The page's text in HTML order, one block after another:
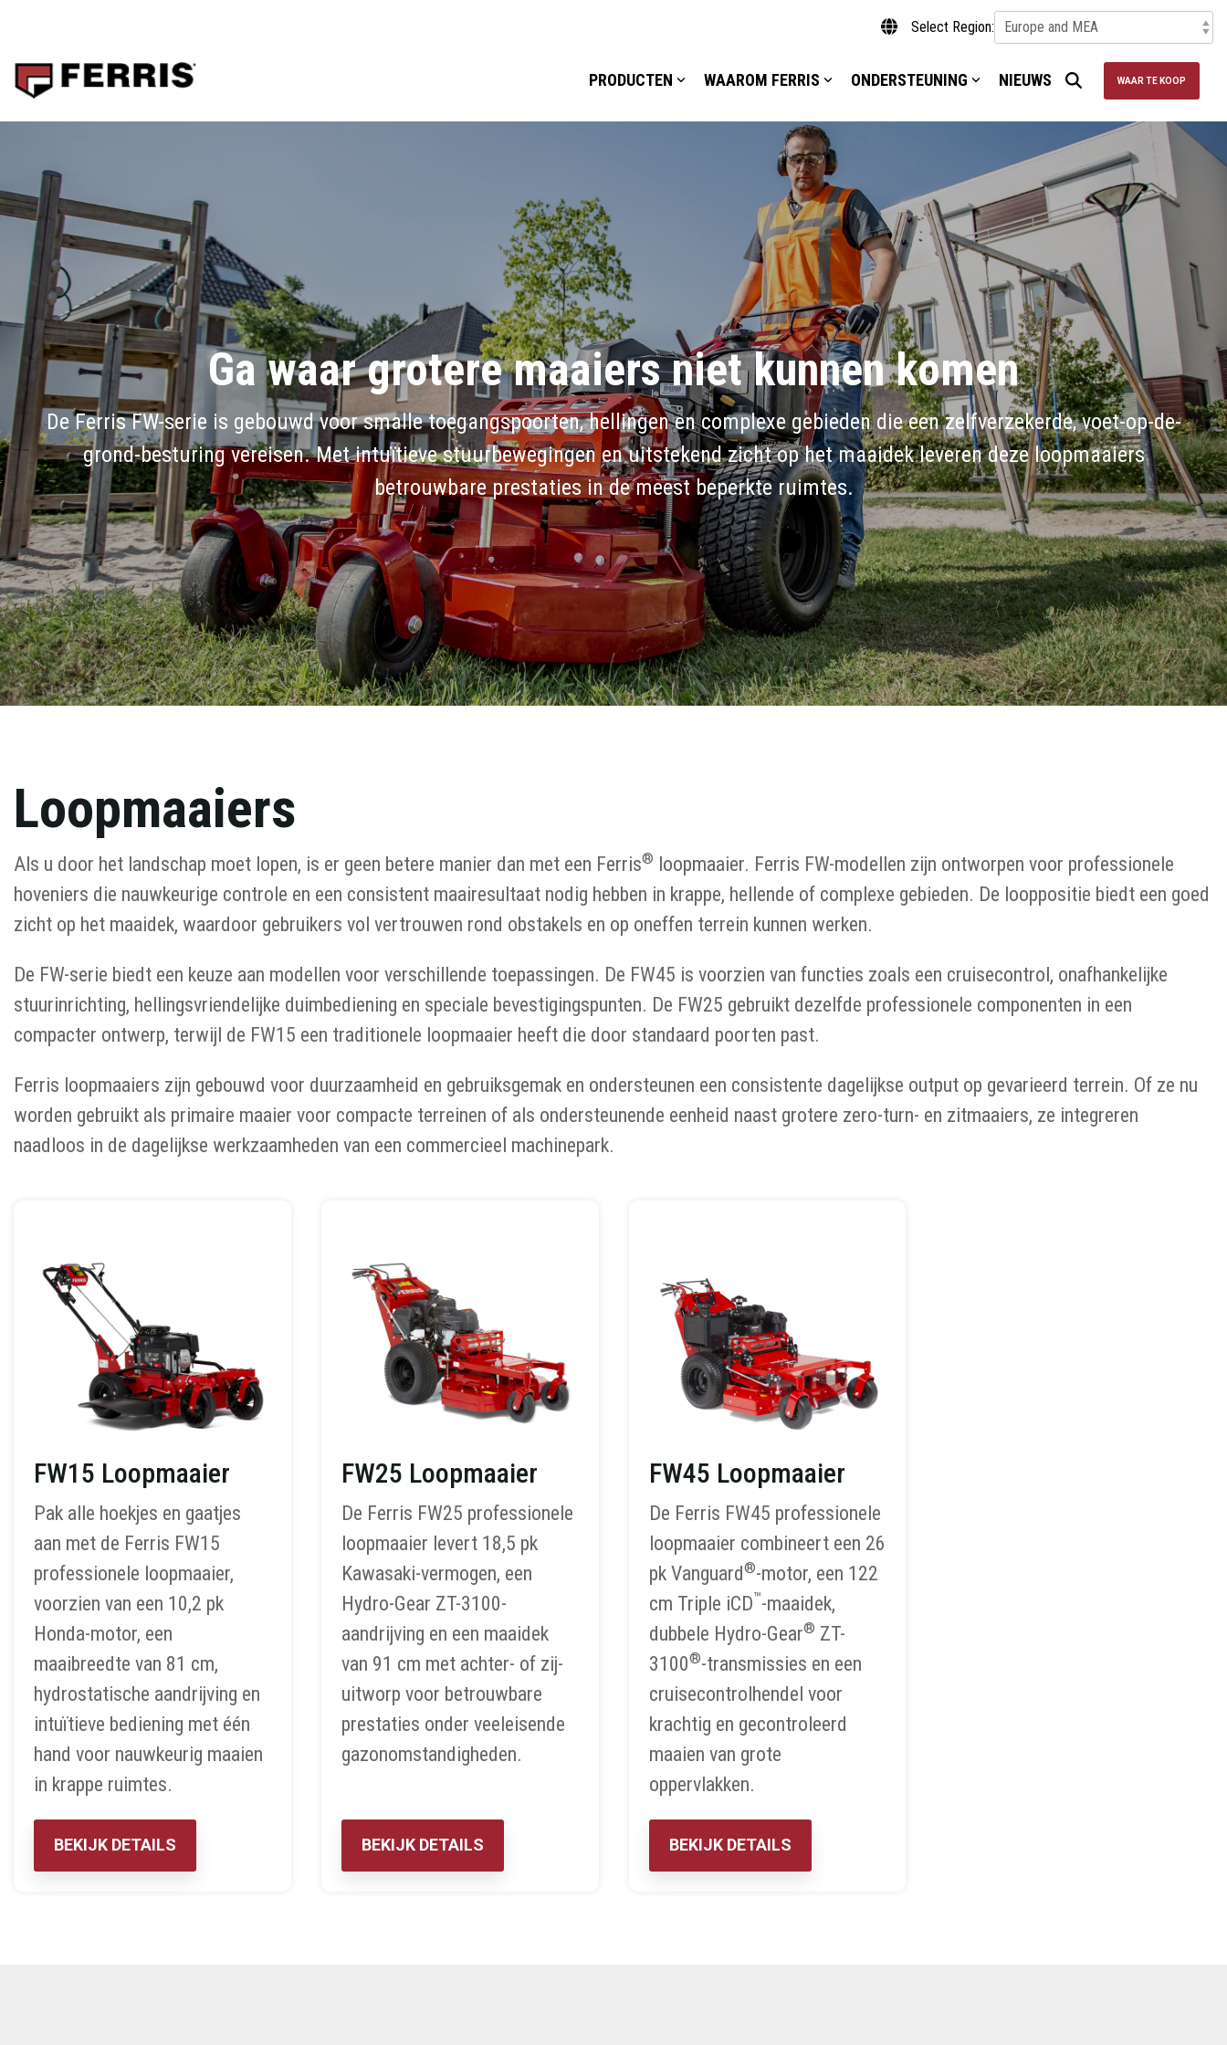
the
main
content.
Select Region:
PRODUCTEN WAAROM FERRIS ONDERSTEUNING NIEUWS WAAR TE KOOP
Ga waar grotere maaiers niet kunnen komen
De Ferris FW-serie is gebouwd voor smalle toegangspoorten, hellingen en complexe gebieden die een zelfverzekerde, voet-op-de-
grond-besturing vereisen. Met intuïtieve stuurbewegingen en uitstekend zicht op het maaidek leveren deze loopmaaiers
betrouwbare prestaties in de meest beperkte ruimtes.
Loopmaaiers
Als u door het landschap moet lopen, is er geen betere manier dan met een Ferris® loopmaaier. Ferris FW-modellen zijn ontworpen voor professionele
hoveniers die nauwkeurige controle en een consistent maairesultaat nodig hebben in krappe, hellende of complexe gebieden. De looppositie biedt een goed
zicht op het maaidek, waardoor gebruikers vol vertrouwen rond obstakels en op oneffen terrein kunnen werken.
De FW-serie biedt een keuze aan modellen voor verschillende toepassingen. De FW45 is voorzien van functies zoals een cruisecontrol, onafhankelijke
stuurinrichting, hellingsvriendelijke duimbediening en speciale bevestigingspunten. De FW25 gebruikt dezelfde professionele componenten in een
compacter ontwerp, terwijl de FW15 een traditionele loopmaaier heeft die door standaard poorten past.
Ferris loopmaaiers zijn gebouwd voor duurzaamheid en gebruiksgemak en ondersteunen een consistente dagelijkse output op gevarieerd terrein. Of ze nu
worden gebruikt als primaire maaier voor compacte terreinen of als ondersteunende eenheid naast grotere zero-turn- en zitmaaiers, ze integreren
naadloos in de dagelijkse werkzaamheden van een commercieel machinepark.
FW15 Loopmaaier
Pak alle hoekjes en gaatjes
aan met de Ferris FW15
professionele loopmaaier,
voorzien van een 10,2 pk
Honda-motor, een
maaibreedte van 81 cm,
hydrostatische aandrijving en
intuïtieve bediening met één
hand voor nauwkeurig maaien
in krappe ruimtes.
BEKIJK DETAILS
FW25 Loopmaaier
De Ferris FW25 professionele
loopmaaier levert 18,5 pk
Kawasaki-vermogen, een
Hydro-Gear ZT-3100-
aandrijving en een maaidek
van 91 cm met achter- of zij-
uitworp voor betrouwbare
prestaties onder veeleisende
gazonomstandigheden.
BEKIJK DETAILS
FW45 Loopmaaier
De Ferris FW45 professionele
loopmaaier combineert een 26
pk Vanguard®-motor, een 122
cm Triple iCD™-maaidek,
dubbele Hydro-Gear® ZT-
3100®-transmissies en een
cruisecontrolhendel voor
krachtig en gecontroleerd
maaien van grote
oppervlakken.
BEKIJK DETAILS